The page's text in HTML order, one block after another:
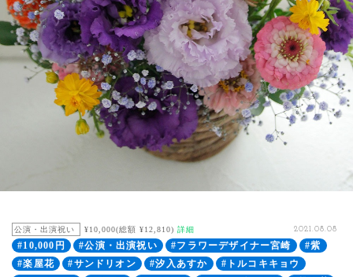
公演・出演祝い ¥10,000(総額 ¥12,810) 詳細 2021.08.08
#10,000円 #公演・出演祝い #フラワーデザイナー宮崎
#紫
#楽屋花
#サンドリオン #汐入あすか
#トルコキキョウ